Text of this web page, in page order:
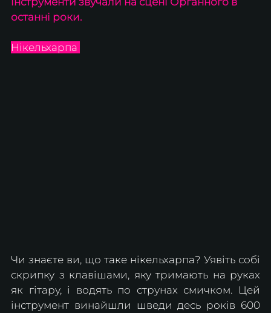
останні роки.
Нікельхарпа
Чи знаєте ви, що таке нікельхарпа? Уявіть собі
скрипку з клавішами, яку тримають на руках
як гітару, і водять по струнах смичком. Цей
інструмент винайшли шведи десь років 600